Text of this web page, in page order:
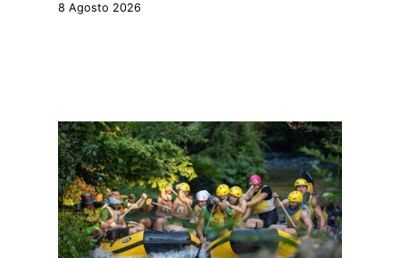
8 Agosto 2026